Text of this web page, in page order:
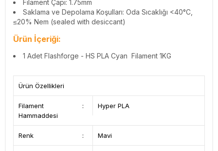
Filament Çapı: 1.75mm
Saklama ve Depolama Koşulları: Oda Sıcaklığı <40°C,
≤20% Nem (sealed with desiccant)
Ürün İçeriği:
1 Adet Flashforge - HS PLA Cyan Filament 1KG
Ürün Özellikleri
Filament
Hammaddesi
: Hyper PLA
Renk : Mavi